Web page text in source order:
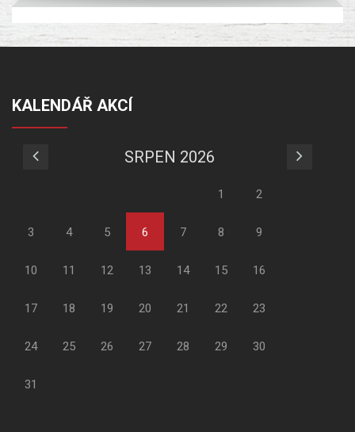
KALENDÁŘ AKCÍ
SRPEN 2026
1 2
3 4 5 6 7 8 9
10 11 12 13 14 15 16
17 18 19 20 21 22 23
24 25 26 27 28 29 30
31